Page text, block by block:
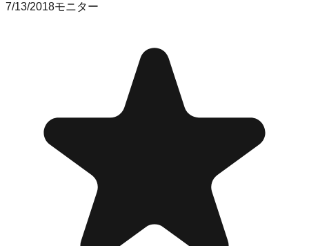
7/13/2018モニター